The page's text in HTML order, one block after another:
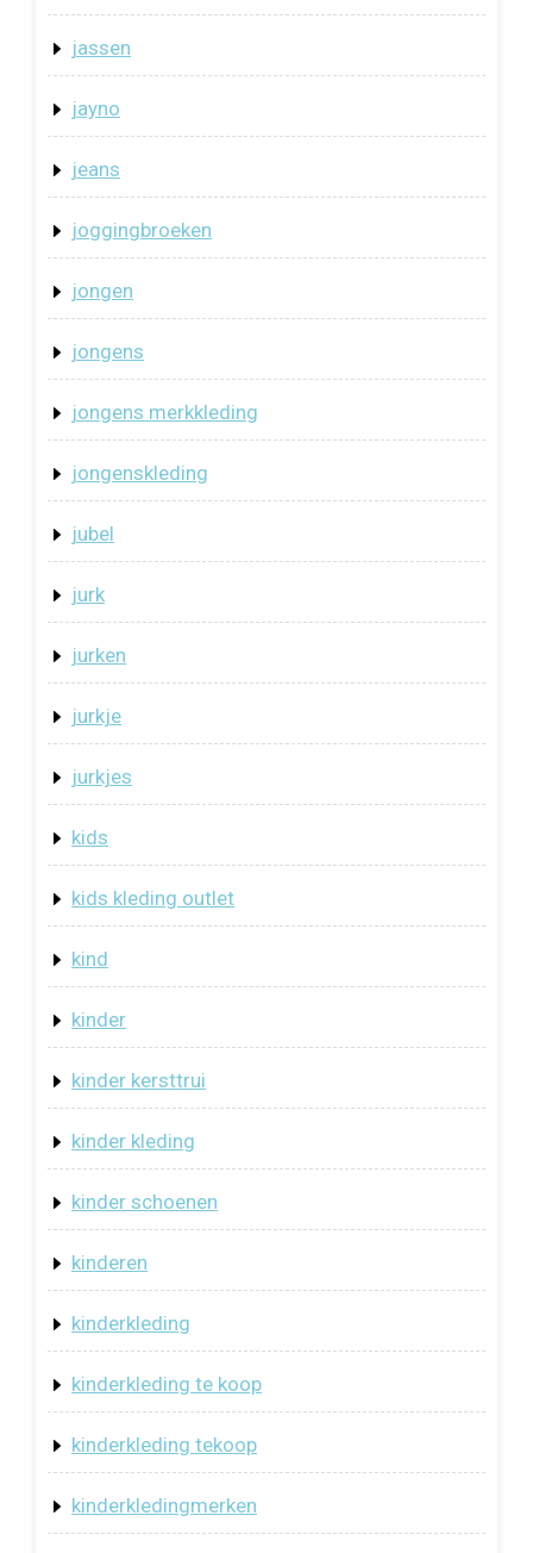
jassen
jayno
jeans
joggingbroeken
jongen
jongens
jongens merkkleding
jongenskleding
jubel
jurk
jurken
jurkje
jurkjes
kids
kids kleding outlet
kind
kinder
kinder kersttrui
kinder kleding
kinder schoenen
kinderen
kinderkleding
kinderkleding te koop
kinderkleding tekoop
kinderkledingmerken